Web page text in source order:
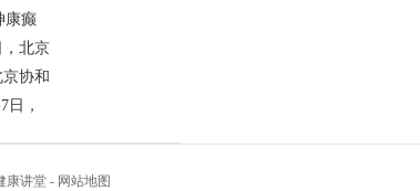
康癫
，北京
京协和
日，
康讲堂 - 网站地图